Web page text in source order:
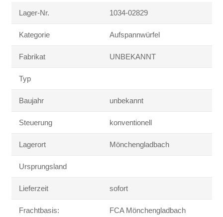
Lager-Nr. 1034-02829
Kategorie Aufspannwürfel
Fabrikat UNBEKANNT
Typ
Baujahr unbekannt
Steuerung konventionell
Lagerort Mönchengladbach
Ursprungsland
Lieferzeit sofort
Frachtbasis: FCA Mönchengladbach